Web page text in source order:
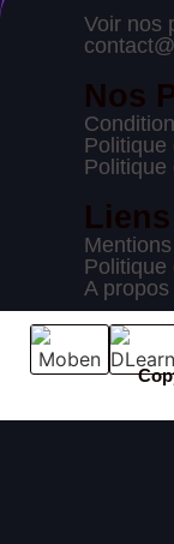
Voir nos
Nos
Politique
Politique
Politique
A propos